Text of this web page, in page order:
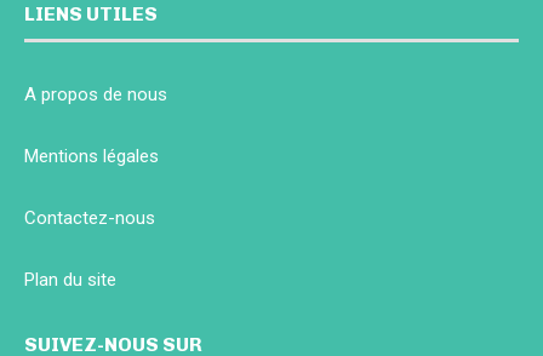
LIENS UTILES
A propos de nous
Mentions légales
Contactez-nous
Plan du site
SUIVEZ-NOUS SUR